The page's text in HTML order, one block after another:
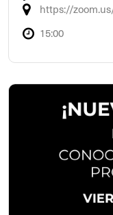
https://
15:00